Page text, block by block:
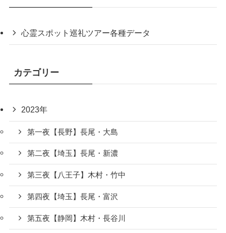
心霊スポット巡礼ツアー各種データ
カテゴリー
2023年
第一夜【長野】長尾・大島
第二夜【埼玉】長尾・新濃
第三夜【八王子】木村・竹中
第四夜【埼玉】長尾・富沢
第五夜【静岡】木村・長谷川